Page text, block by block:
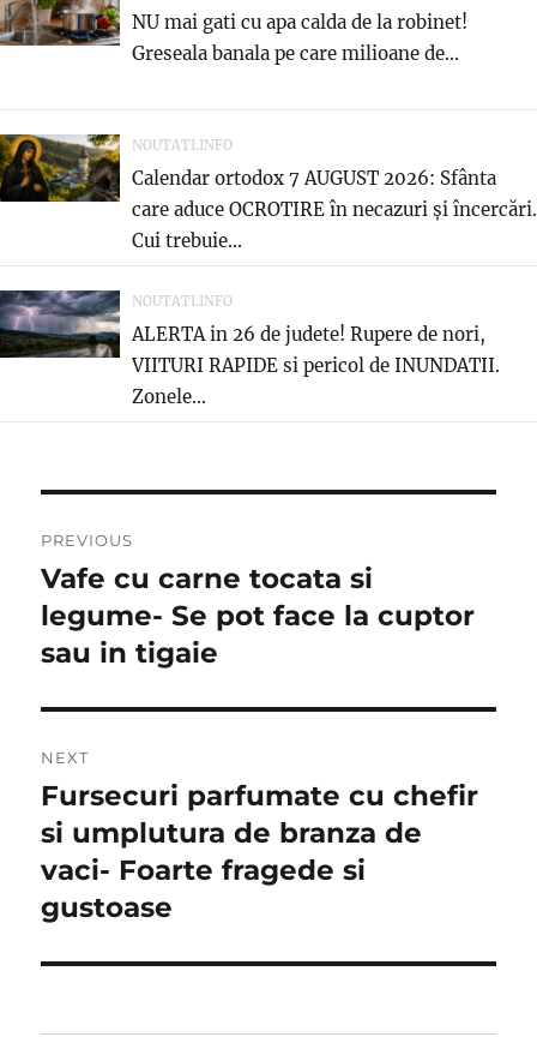
NU mai gati cu apa calda de la robinet!
Greseala banala pe care milioane de...
NOUTATI.INFO
Calendar ortodox 7 AUGUST 2026: Sfânta
care aduce OCROTIRE în necazuri și încercări.
Cui trebuie...
NOUTATI.INFO
ALERTA in 26 de judete! Rupere de nori,
VIITURI RAPIDE si pericol de INUNDATII.
Zonele...
navigation
PREVIOUS
Previous
post:
Vafe cu carne tocata si
legume- Se pot face la cuptor
sau in tigaie
NEXT
Next
post:
Fursecuri parfumate cu chefir
si umplutura de branza de
vaci- Foarte fragede si
gustoase